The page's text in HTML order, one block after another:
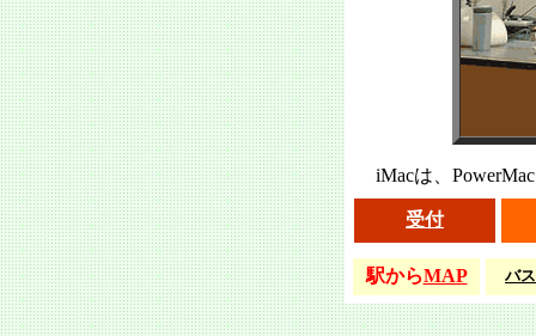
iMacは、
受付
駅からMAP バ